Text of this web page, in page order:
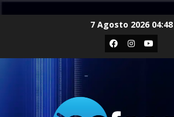
7 Agosto 2026 04:48
Facebook
Instagram
Youtube